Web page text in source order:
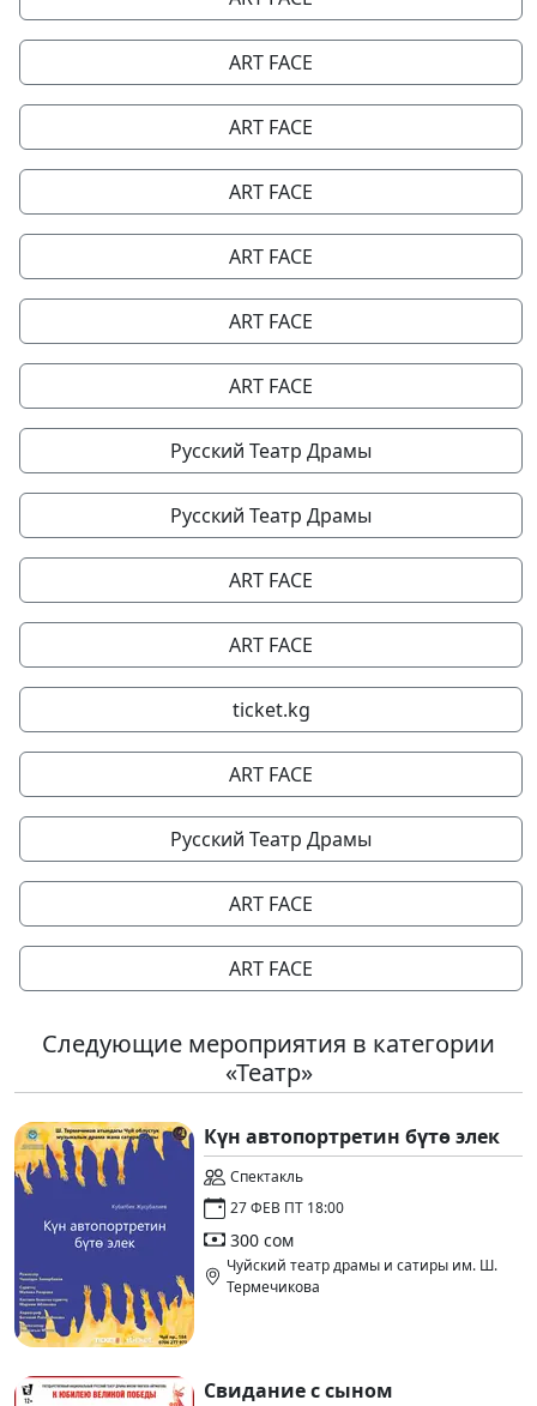
ART FACE
ART FACE
ART FACE
ART FACE
ART FACE
ART FACE
Русский Театр Драмы
Русский Театр Драмы
ART FACE
ART FACE
ticket.kg
ART FACE
Русский Театр Драмы
ART FACE
ART FACE
Следующие мероприятия в категории
«Театр»
Күн автопортретин бүтө элек
Спектакль
27 ФЕВ ПТ 18:00
300 сом
Чуйский театр драмы и сатиры им. Ш.
Термечикова
Свидание с сыном